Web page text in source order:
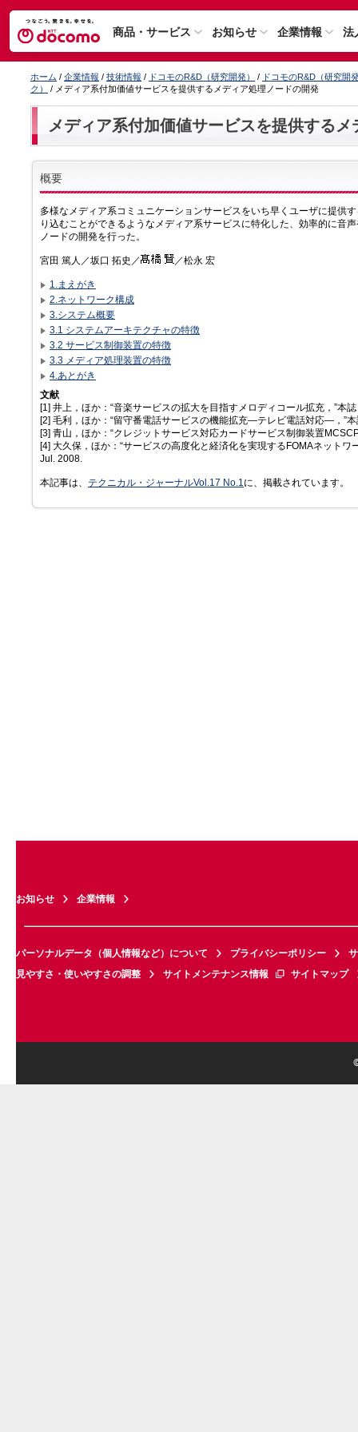
商品・サービス お知らせ 企業情報 法
ホーム / 企業情報 / 技術情報 / ドコモのR&D（研究開発） / ドコモのR&D（研究開
ク）
/ メディア系付加価値サービスを提供するメディア処理ノードの開発
メディア系付加価値サービスを提供する
概要
多様なメディア系コミュニケーションサービスをいち早くユーザに提供
り込むことができるようなメディア系サービスに特化した、効率的に音
ノードの開発を行った。
宮田 篤人／坂口 拓史／ ／松永 宏
1.まえがき
2.ネットワーク構成
3.システム概要
3.1 システムアーキテクチャの特徴
3.2 サービス制御装置の特徴
3.3 メディア処理装置の特徴
4.あとがき
文献
[1] 井上，ほか：“音楽サービスの拡大を目指すメロディコール拡充，”本
[2] 毛利，ほか：“留守番電話サービスの機能拡充—テレビ電話対応—，”
[3] 青山，ほか：“クレジットサービス対応カードサービス制御装置
[4] 大久保，ほか：“サービスの高度化と経済化を実現するFOMAネット
Jul. 2008.
本記事は、 テクニカル・ジャーナルVol.17 No.1 に、掲載されています。
お知らせ 企業情報
パーソナルデータ（個人情報など）について プライバシーポリシー
見やすさ・使いやすさの調整
サイトメンテナンス情報 サイトマップ